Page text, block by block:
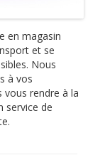
en magasin
et se
Nous
à vos
vous rendre à la
service de